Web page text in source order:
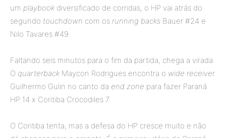
um playbook diversificado de corridas, o HP vai atrás do
segundo touchdown com os running backs Bauer #24 e
Nilo Tavares #49.
Faltando seis minutos para o fim da partida, chega a virada.
O quarterback Maycon Rodrigues encontra o wide receiver
Guilhermo Gulin no canto da end zone para fazer Paraná
HP 14 x Coritiba Crocodiles 7.
O Coritiba tenta, mas a defesa do HP cresce muito e não